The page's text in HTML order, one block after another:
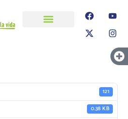
121
0.38 KB